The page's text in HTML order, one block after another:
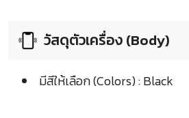
วัสดุตัวเครื่อง (Body)
มีสีให้เลือก (Colors) : Black